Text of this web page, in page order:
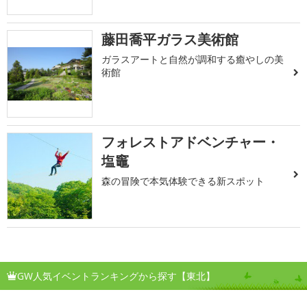
藤田喬平ガラス美術館
ガラスアートと自然が調和する癒やしの美
術館
フォレストアドベンチャー・
塩竈
森の冒険で本気体験できる新スポット
GW人気イベントランキングから探す【東北】